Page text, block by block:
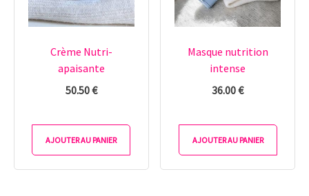
Crème Nutri-
apaisante
50.50€
AJOUTER AU PANIER
Masque nutrition
intense
36.00€
AJOUTER AU PANIER